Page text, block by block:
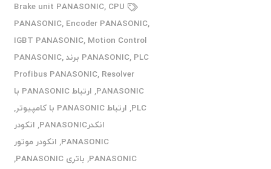
Brake unit PANASONIC, CPU
PANASONIC, Encoder PANASONIC,
IGBT PANASONIC, Motion Control
PANASONIC, PLC برند PANASONIC
,
Profibus PANASONIC, Resolver
PANASONIC
,
ارتباط PANASONIC با
PLC
, ارتباط PANASONIC با کامپیوتر
,
انکدرPANASONIC
, انکودر
PANASONIC
, انکودر موتور
PANASONIC
, باتری PANASONIC
,